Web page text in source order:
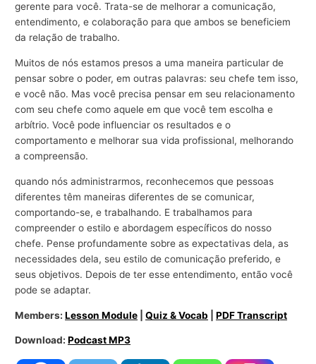
gerente para você. Trata-se de melhorar a comunicação,
entendimento, e colaboração para que ambos se beneficiem
da relação de trabalho.
Muitos de nós estamos presos a uma maneira particular de
pensar sobre o poder, em outras palavras: seu chefe tem isso,
e você não. Mas você precisa pensar em seu relacionamento
com seu chefe como aquele em que você tem escolha e
arbítrio. Você pode influenciar os resultados e o
comportamento e melhorar sua vida profissional, melhorando
a compreensão.
quando nós administrarmos, reconhecemos que pessoas
diferentes têm maneiras diferentes de se comunicar,
comportando-se, e trabalhando. E trabalhamos para
compreender o estilo e abordagem específicos do nosso
chefe. Pense profundamente sobre as expectativas dela, as
necessidades dela, seu estilo de comunicação preferido, e
seus objetivos. Depois de ter esse entendimento, então você
pode se adaptar.
Members:Lesson Module |Quiz & Vocab |PDF Transcript
Download:Podcast MP3